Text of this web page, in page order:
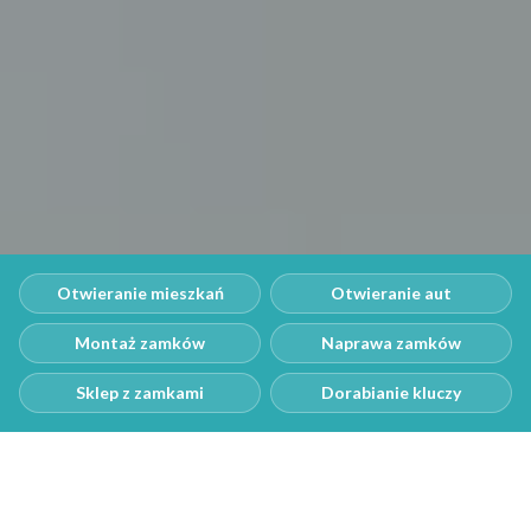
Otwieranie mieszkań Otwieranie aut
Montaż zamków Naprawa zamków
Sklep z zamkami Dorabianie kluczy